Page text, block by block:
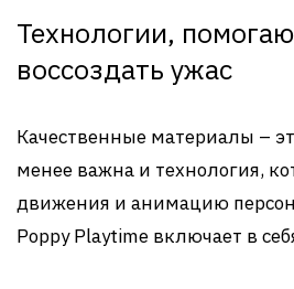
Технологии,
воссоздать ужас
Качественные материалы –
менее важна и технология,
движения и анимацию
Poppy Playtime включает в